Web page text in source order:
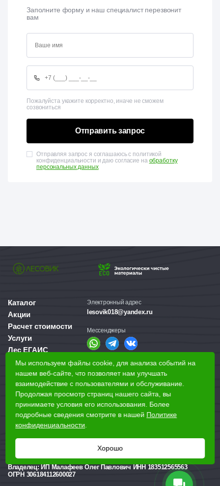
Заполните форму и наш специалист перезвонит
вам
Пожалуйста укажите корректно, иначе не сможем
созвониться
Отправить запрос
Отправляя запрос я соглашаюсь с политикой
конфиденциальности и даю согласие на обработку
персональных данных
Каталог
Акции
Расчет стоимости
Услуги
Лес ЕГАИС
О компании
Доставка и оплата
Для бизнеса
Наши магазины
Ижевск, Воткинское шоссе, 340
Электронный адрес
lesovik018@yandex.ru
Мессенджеры
Справочная служба
+7 (3412) 77-60-50
Реквизиты
Владелец: ИП Малафеев Олег Павлович ИНН 183512565563
ОГРН 306184112600027
Мы используем файлы cookie, для анализа событий на
нашем веб-сайте, что позволяет нам улучшать
взаимодействие с пользователями и обслуживание.
Продолжая просмотр страниц нашего сайта, вы
принимаете условия его использования. Более
подробные сведения смотрите в нашей Политике
конфиденциальности
Хорошо